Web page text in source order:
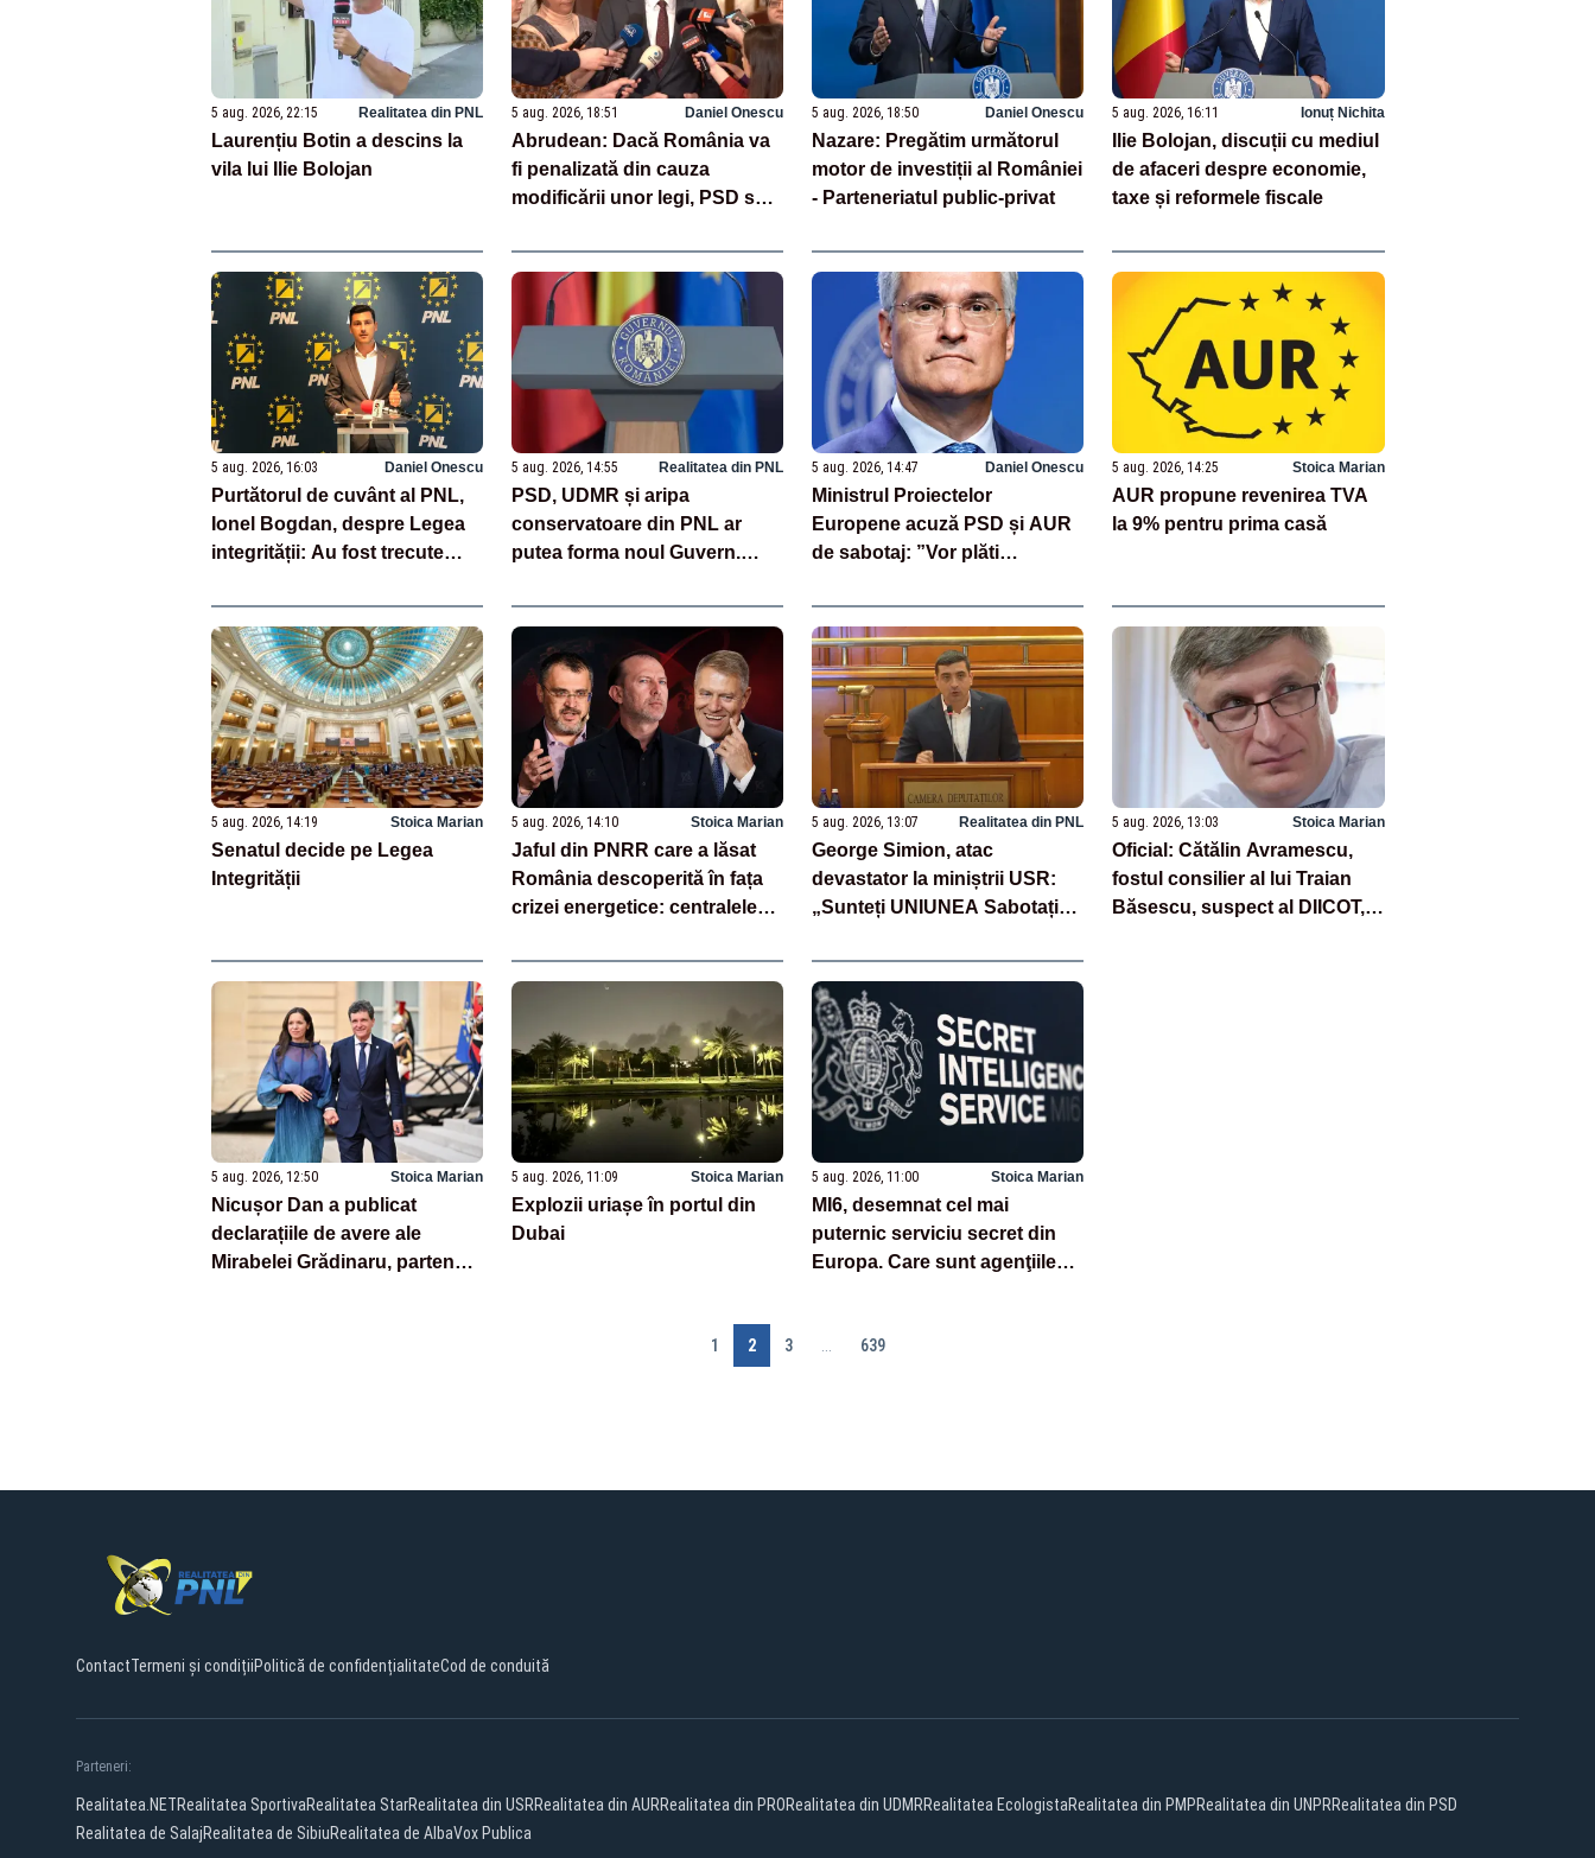
5 aug. 2026, 22:15 Realitatea din PNL
Laurențiu Botin a descins la
vila lui Ilie Bolojan
5 aug. 2026, 18:51 Daniel Onescu
Abrudean: Dacă România va
fi penalizată din cauza
modificării unor legi, PSD să
5 aug. 2026, 18:50 Daniel Onescu
Nazare: Pregătim următorul
motor de investiții al României
- Parteneriatul public-privat
5 aug. 2026, 16:11 Ionuț Nichita
Ilie Bolojan, discuții cu mediul
de afaceri despre economie,
taxe și reformele fiscale
5 aug. 2026, 16:03 Daniel Onescu
Purtătorul de cuvânt al PNL,
Ionel Bogdan, despre Legea
integrității: Au fost trecute
neconstituționale
5 aug. 2026, 14:55 Realitatea din PNL
PSD, UDMR și aripa
conservatoare din PNL ar
putea forma noul Guvern.
Cotroceni săptămâna viitoare
- SURSE
5 aug. 2026, 14:47 Daniel Onescu
Ministrul Proiectelor
Europene acuză PSD și AUR
de sabotaj: ”Vor plăti
5 aug. 2026, 14:25 Stoica Marian
AUR propune revenirea TVA
la 9% pentru prima casă
5 aug. 2026, 14:19 Stoica Marian
Senatul decide pe Legea
Integrității
5 aug. 2026, 14:10 Stoica Marian
Jaful din PNRR care a lăsat
România descoperită în fața
crizei energetice: centralele
fără să fie înlocuite
5 aug. 2026, 13:07 Realitatea din PNL
George Simion, atac
devastator la miniștrii USR:
„Sunteți UNIUNEA Sabotați
5 aug. 2026, 13:03 Stoica Marian
Oficial: Cătălin Avramescu,
fostul consilier al lui Traian
Băsescu, suspect al DIICOT,
5 aug. 2026, 12:50 Stoica Marian
Nicușor Dan a publicat
declarațiile de avere ale
Mirabelei Grădinaru, partenera
5 aug. 2026, 11:09 Stoica Marian
Explozii uriașe în portul din
Dubai
5 aug. 2026, 11:00 Stoica Marian
MI6, desemnat cel mai
puternic serviciu secret din
Europa. Care sunt agenţiile
1 2 3 ... 639
ContactTermeni și condițiiPolitică de confidențialitateCod de conduită
Parteneri:
Realitatea.NETRealitatea SportivaRealitatea StarRealitatea din USRRealitatea din AURRealitatea din PRORealitatea din UDMRRealitatea EcologistaRealitatea din PMPRealitatea din UNPRRealitatea din PSD
Realitatea de SalajRealitatea de SibiuRealitatea de AlbaVox Publica